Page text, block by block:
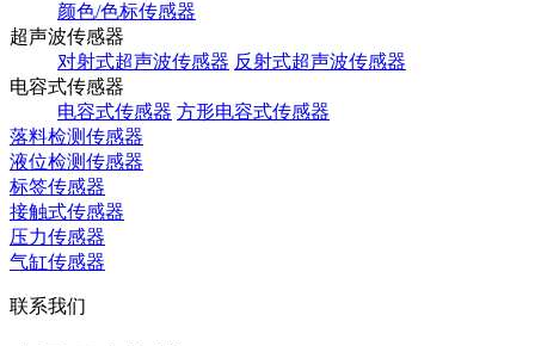
颜色/色标传感器
超声波传感器
对射式超声波传感器 反射式超声波传感器
电容式传感器
电容式传感器 方形电容式传感器
落料检测传感器
液位检测传感器
标签传感器
接触式传感器
压力传感器
气缸传感器
联系我们